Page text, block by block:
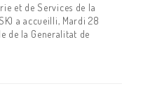
et de Services de la
a accueilli, Mardi 28
de la Generalitat de